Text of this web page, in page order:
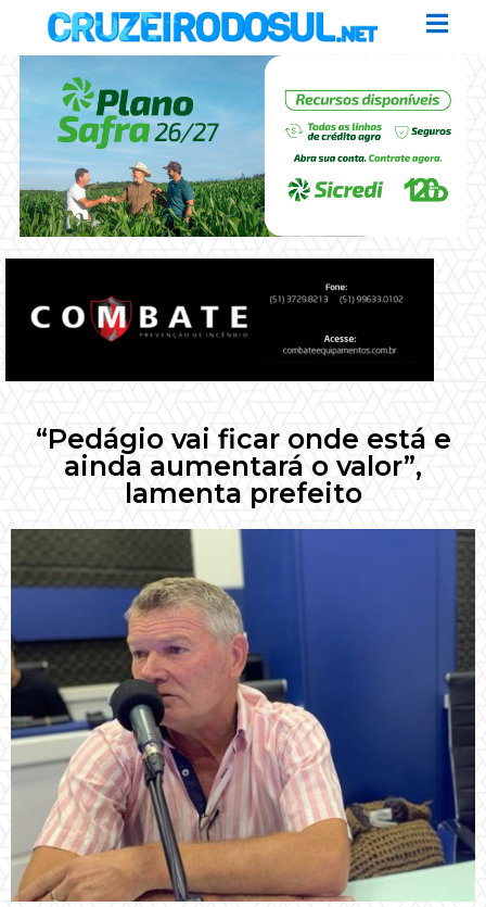
“Pedágio vai ficar onde está e
ainda aumentará o valor”,
lamenta prefeito